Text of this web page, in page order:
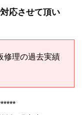
応させて頂い
修理の過去実績